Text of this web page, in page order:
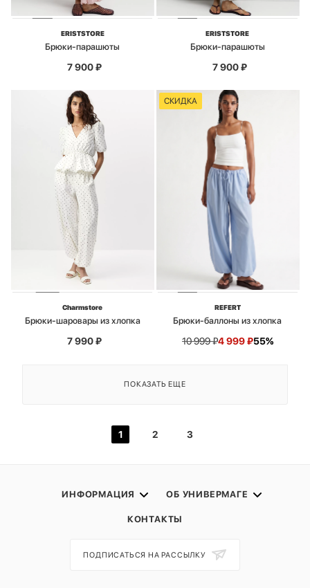
ERISTSTORE
Брюки-парашюты
7 900₽
ERISTSTORE
Брюки-парашюты
7 900₽
Charmstore
Брюки-шаровары из хлопка
7 990₽
СКИДКА
REFERT
Брюки-баллоны из хлопка
10 999₽4 999₽55%
ПОКАЗАТЬ ЕЩЕ
1 2 3
ИНФОРМАЦИЯ ОБ УНИВЕРМАГЕ
КОНТАКТЫ
ПОДПИСАТЬСЯ НА РАССЫЛКУ